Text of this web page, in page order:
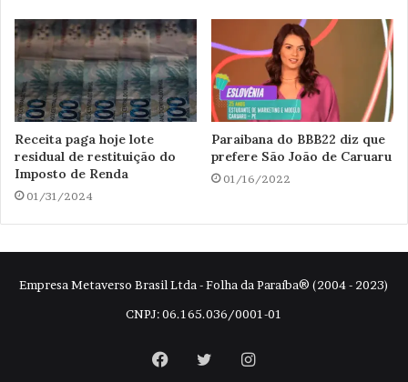
Receita paga hoje lote
residual de restituição do
Imposto de Renda
01/31/2024
Paraibana do BBB22 diz que
prefere São João de Caruaru
01/16/2022
Empresa Metaverso Brasil Ltda - Folha da Paraíba® (2004 - 2023)
CNPJ: 06.165.036/0001-01
FacebookTwitterInstagram